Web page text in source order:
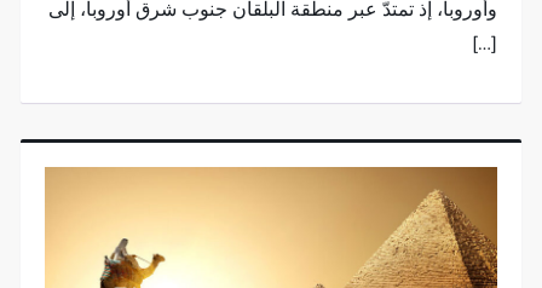
وأوروبا، إذ تمتدّ عبر منطقة البلقان جنوب شرق أوروبا، إلى
[…]